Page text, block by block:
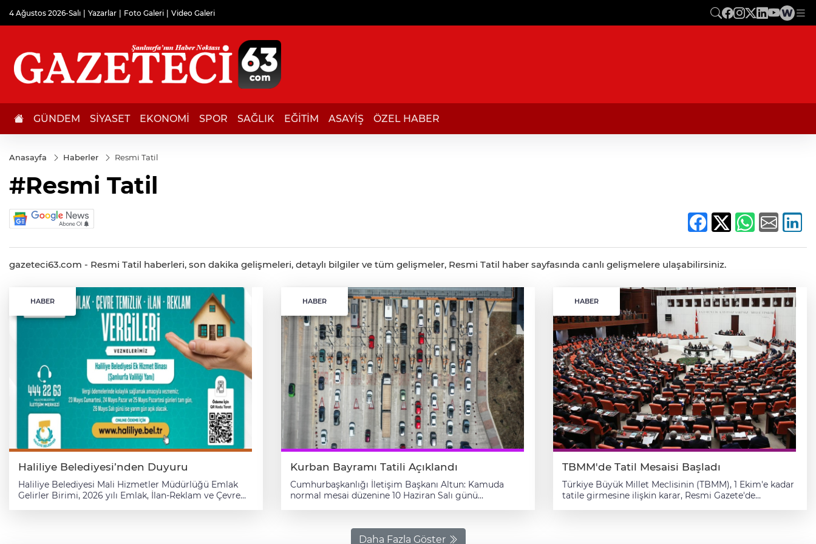
4 Ağustos 2026-Salı Yazarlar Foto Galeri Video Galeri
GÜNDEM SİYASET EKONOMİ SPOR SAĞLIK EĞİTİM ASAYİŞ ÖZEL HABER
Anasayfa Haberler Resmi Tatil
#Resmi Tatil
gazeteci63.com - Resmi Tatil haberleri, son dakika gelişmeleri, detaylı bilgiler ve tüm gelişmeler, Resmi Tatil haber sayfasında canlı gelişmelere ulaşabilirsiniz.
HABER
Haliliye Belediyesi’nden Duyuru
Haliliye Belediyesi Mali Hizmetler Müdürlüğü Emlak
Gelirler Birimi, 2026 yılı Emlak, İlan-Reklam ve Çevre
HABER
Kurban Bayramı Tatili Açıklandı
Cumhurbaşkanlığı İletişim Başkanı Altun: Kamuda
normal mesai düzenine 10 Haziran Salı günü
Perşembe günü öğleden sonra başlamak üzere 6, 7, 8
ve 9 Haziran'da kamu çalışanlarının idari izinli
HABER
TBMM'de Tatil Mesaisi Başladı
Türkiye Büyük Millet Meclisinin (TBMM), 1 Ekim'e kadar
tatile girmesine ilişkin karar, Resmi Gazete'de
Daha Fazla Göster